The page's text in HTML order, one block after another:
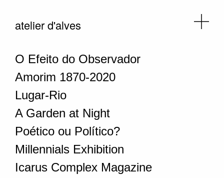
atelier d'alves
O Efeito do Observador
Amorim 1870-2020
Lugar-Rio
A Garden at Night
Poético ou Político?
Millennials Exhibition
Icarus Complex Magazine